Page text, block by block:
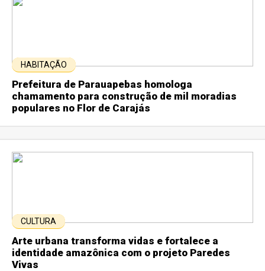
HABITAÇÃO
Prefeitura de Parauapebas homologa
chamamento para construção de mil moradias
populares no Flor de Carajás
CULTURA
Arte urbana transforma vidas e fortalece a
identidade amazônica com o projeto Paredes
Vivas